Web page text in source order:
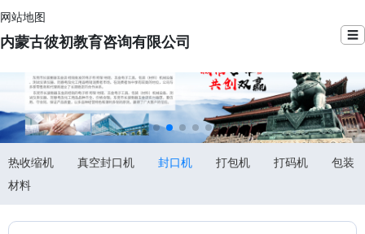
网站地图
内蒙古彼初教育咨询有限公司 ☰
热收缩机 真空封口机 封口机 打包机 打码机
包装
材料